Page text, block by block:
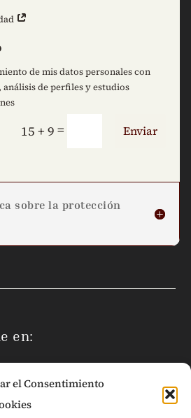
el Consentimiento
de mis datos personales con
análisis de perfiles y estudios
15 + 9 = Enviar
sobre la protección
en: